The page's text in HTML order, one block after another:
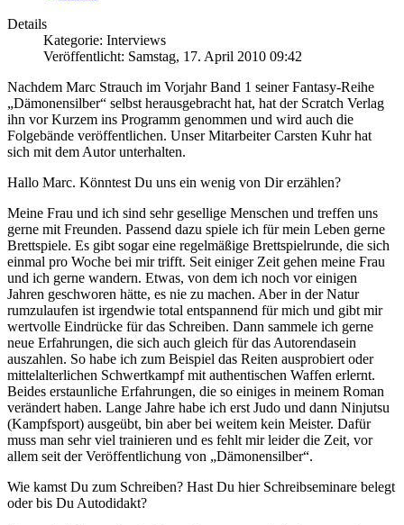
Details
Kategorie: Interviews
Veröffentlicht: Samstag, 17. April 2010 09:42
Nachdem Marc Strauch im Vorjahr Band 1 seiner Fantasy-Reihe
„Dämonensilber“ selbst herausgebracht hat, hat der Scratch Verlag
ihn vor Kurzem ins Programm genommen und wird auch die
Folgebände veröffentlichen. Unser Mitarbeiter Carsten Kuhr hat
sich mit dem Autor unterhalten.
Hallo Marc. Könntest Du uns ein wenig von Dir erzählen?
Meine Frau und ich sind sehr gesellige Menschen und treffen uns
gerne mit Freunden. Passend dazu spiele ich für mein Leben gerne
Brettspiele. Es gibt sogar eine regelmäßige Brettspielrunde, die sich
einmal pro Woche bei mir trifft. Seit einiger Zeit gehen meine Frau
und ich gerne wandern. Etwas, von dem ich noch vor einigen
Jahren geschworen hätte, es nie zu machen. Aber in der Natur
rumzulaufen ist irgendwie total entspannend für mich und gibt mir
wertvolle Eindrücke für das Schreiben. Dann sammele ich gerne
neue Erfahrungen, die sich auch gleich für das Autorendasein
auszahlen. So habe ich zum Beispiel das Reiten ausprobiert oder
mittelalterlichen Schwertkampf mit authentischen Waffen erlernt.
Beides erstaunliche Erfahrungen, die so einiges in meinem Roman
verändert haben. Lange Jahre habe ich erst Judo und dann Ninjutsu
(Kampfsport) ausgeübt, bin aber bei weitem kein Meister. Dafür
muss man sehr viel trainieren und es fehlt mir leider die Zeit, vor
allem seit der Veröffentlichung von „Dämonensilber“.
Wie kamst Du zum Schreiben? Hast Du hier Schreibseminare belegt
oder bis Du Autodidakt?